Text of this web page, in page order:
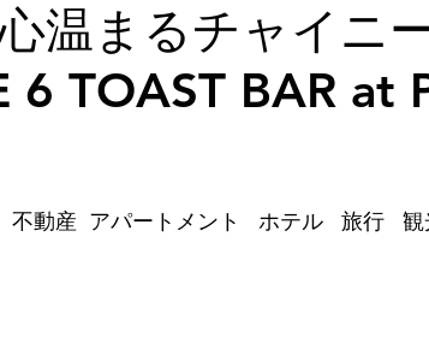
Workshop(J) Event Information & News
温まるチャイニ
6 TOAST BAR at
不動産  アパートメント   ホテル   旅行